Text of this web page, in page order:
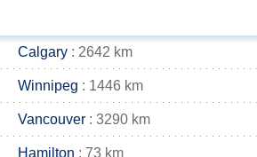
Calgary : 2642 km
Winnipeg : 1446 km
Vancouver : 3290 km
Hamilton : 73 km